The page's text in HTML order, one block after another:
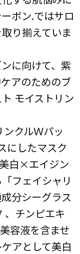
ボン.ではサロ
り揃えていま
に向けて、紫
アのためのブ
モイストリン
ンクルＷパッ
にしたマスク
白×エイジン
フェイシャリ
分シーグラス
チンピエキ
容液を含ませ
アとして美白